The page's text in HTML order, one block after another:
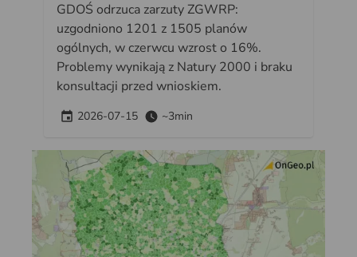
GDOŚ odrzuca zarzuty ZGWRP:
uzgodniono 1201 z 1505 planów
ogólnych, w czerwcu wzrost o 16%.
Problemy wynikają z Natury 2000 i braku
konsultacji przed wnioskiem.
2026-07-15 ~3min